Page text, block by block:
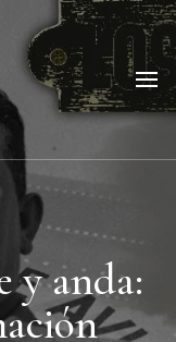
y anda: